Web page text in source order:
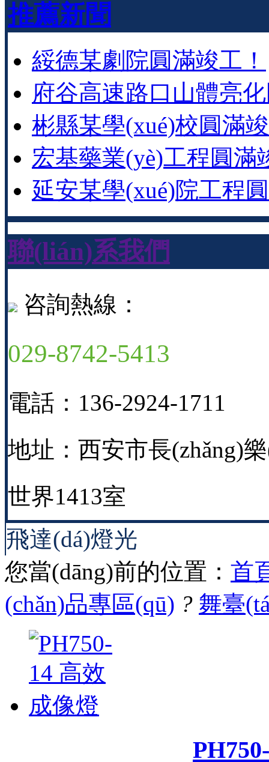
推薦新聞
綏德某劇院圓滿竣工！
府谷高速路口山體亮
彬縣某學(xué)校圓滿
宏基藥業(yè)工程圓滿
延安某學(xué)院工程
聯(lián)系我們
咨詢熱線：
029-8742-5413
電話：136-2924-1711
地址：西安市長(zhǎng)
世界1413室
飛達(dá)燈光
您當(dāng)前的位置： 首
(chǎn)品專區(qū) ? 舞臺